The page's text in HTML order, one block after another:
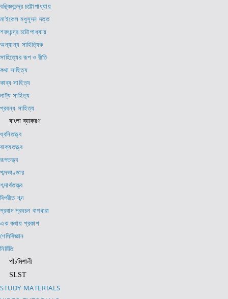
বঙ্কিমচন্দ্র চট্টোপাধ্যায়
মাইকেল মধুসূদন দত্ত
শরৎচন্দ্র চট্টোপাধ্যায়
অন্যান্য সাহিত্যিক
সাহিত্যের রূপ ও রীতি
কথা সাহিত্য
কাব্য সাহিত্য
নাট্য সাহিত্য
প্রবন্ধ সাহিত্য
বাংলা ব্যাকরণ
ধ্বনিতত্ত্ব
বাক্যতত্ত্ব
রূপতত্ত্ব
শব্দভাণ্ডার
শব্দার্থতত্ত্ব
বিপরীত শব্দ
প্রবাদ প্রবচন বাগধারা
এক কথায় প্রকাশ
শৈলিবিজ্ঞান
নির্মিতি
পাঁচমিশালী
SLST
STUDY MATERIALS